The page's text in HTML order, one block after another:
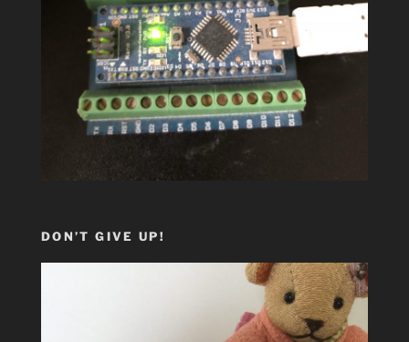
DON’T GIVE UP!